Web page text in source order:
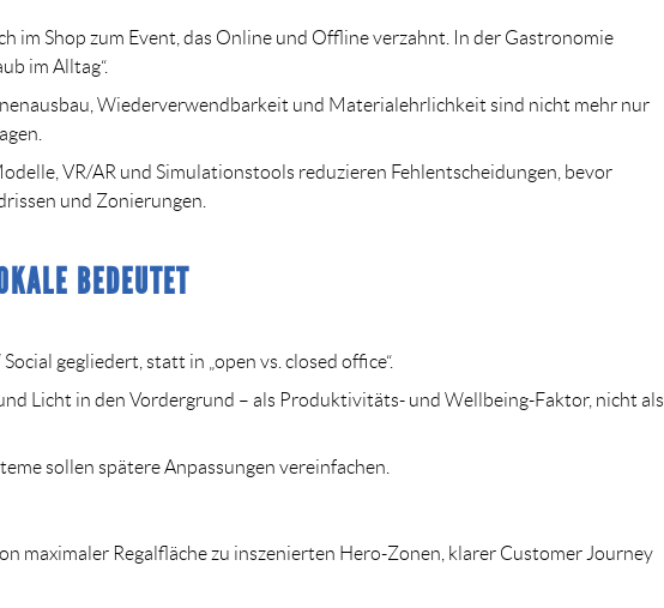
im Shop zum Event, das Online und Offline verzahnt. In der Gastronomie
im Alltag“.
Wiederverwendbarkeit und Materialehrlichkeit sind nicht mehr nur
VR/AR und Simulationstools reduzieren Fehlentscheidungen, bevor
und Zonierungen.
BEDEUTET
gegliedert, statt in „open vs. closed office“.
Licht in den Vordergrund – als Produktivitäts- und Wellbeing-Faktor, nicht als
sollen spätere Anpassungen vereinfachen.
maximaler Regalfläche zu inszenierten Hero-Zonen , klarer Customer Journey